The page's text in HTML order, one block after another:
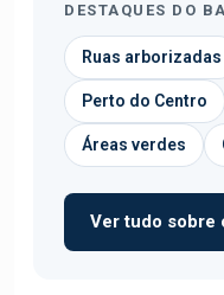
DESTAQUES DO
Ruas arborizadas
Perto do Centro
Áreas verdes
Ver tudo sobre